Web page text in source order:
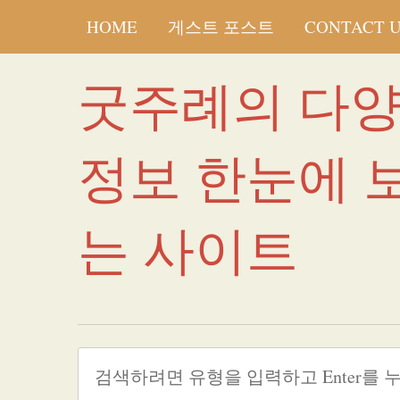
HOME 게스트 포스트 CONTACT
굿주례의 다
정보 한눈에
는 사이트